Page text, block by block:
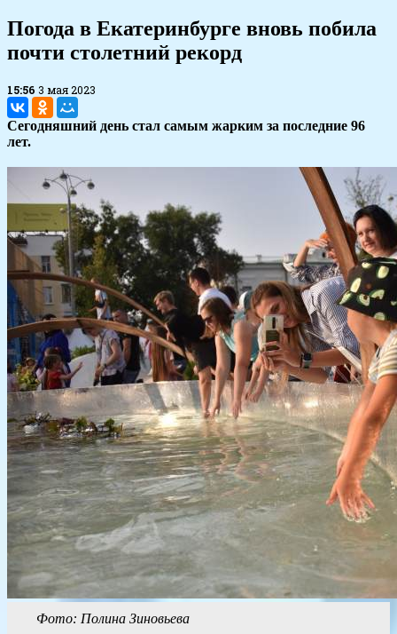
Погода в Екатеринбурге вновь побила
почти столетний рекорд
15:56 3 мая 2023
Сегодняшний день стал самым жарким за последние 96
лет.
Фото: Полина Зиновьева